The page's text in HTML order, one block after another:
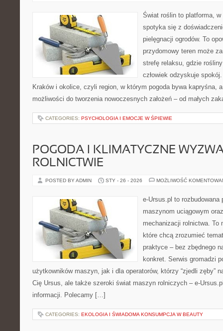
Świat roślin to platforma, w
spotyka się z
pielęgnacji ogrodów. To
przydomowy teren może
strefę relaksu, gdzie
człowiek odzyskuje
Kraków i okolice, czyli region, w którym pogoda bywa kapryśna,
możliwości do tworzenia nowoczesnych założeń – od małych
CATEGORIES: PSYCHOLOGIA I EMOCJE W ŚPIEWIE
POGODA I KLIMATYCZNE
ROLNICTWIE
POSTED BY ADMIN STY - 26 - 2026 MOŻLIWOŚĆ
e-Ursus.pl to rozbudowana
maszynom uciągowym
mechanizacji rolnictwa. To
które chcą zrozumieć
praktyce – bez zbędnego
konkret. Serwis gromadzi
użytkowników maszyn, jak i dla operatorów, którzy “zjedli zęby”
Cię Ursus, ale także szeroki świat maszyn rolniczych – e-
informacji. Polecamy […]
CATEGORIES: EKOLOGIA I ŚWIADOMA KONSUMPCJA W BEAUTY